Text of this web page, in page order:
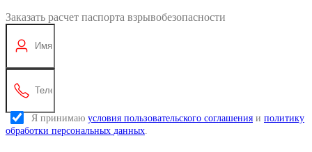
Заказать расчет паспорта взрывобезопасности
Я принимаю условия пользовательского соглашения и политику
обработки персональных данных